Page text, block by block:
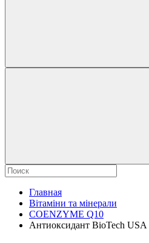
Главная
Вітаміни та мінерали
COENZYME Q10
Антиоксидант BioTech USA